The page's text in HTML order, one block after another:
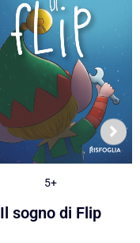
5+
Il sogno di Flip